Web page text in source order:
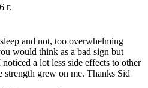
г.
and not, too overwhelming
would think as a bad sign but
a lot less side effects to other
strength grew on me. Thanks Sid